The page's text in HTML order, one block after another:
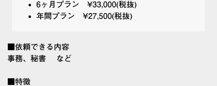
6ヶ月プラン ¥33,000(税抜)
年間プラン ¥27,500(税抜)
■依頼できる内容
事務、秘書 など
■特徴